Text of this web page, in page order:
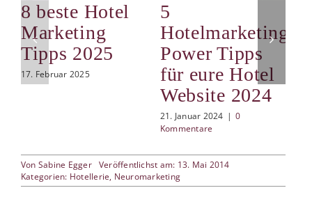
8 beste Hotel
Marketing
Tipps 2025
17. Februar 2025
5
Hotelmarketing
Power Tipps
für eure Hotel
Website 2024
21. Januar 2024 | 0
Kommentare
Von Sabine Egger Veröffentlichst am: 13. Mai 2014
Kategorien: Hotellerie, Neuromarketing